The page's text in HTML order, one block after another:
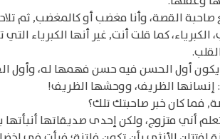
القصة، وأنا مغضب أو كالمغضب, ثم
كما قلت أنت, غير أنها الكبرياء
يكون أول الحسن فيه حسن فهمها له، وأول
إنسانها الظريف، ووحشها الظريف!
فما كان خبر صاحبتك تلك؟
أني متزوج، ولكن إحدى صديقاتها